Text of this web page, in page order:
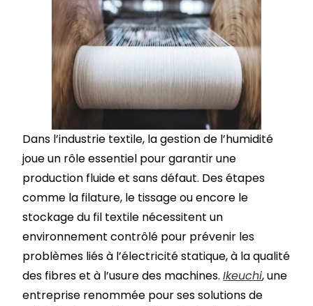
Dans l’industrie textile, la gestion de l’humidité
joue un rôle essentiel pour garantir une
production fluide et sans défaut. Des étapes
comme la filature, le tissage ou encore le
stockage du fil textile nécessitent un
environnement contrôlé pour prévenir les
problèmes liés à l’électricité statique, à la qualité
des fibres et à l’usure des machines.Ikeuchi, une
entreprise renommée pour ses solutions de